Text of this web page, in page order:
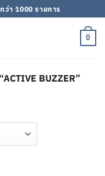
ว่า 1000 รายการ
0
BUZZER”